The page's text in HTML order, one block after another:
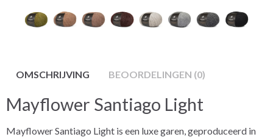
OMSCHRIJVING BEOORDELINGEN (0)
Mayflower Santiago Light
Mayflower Santiago Light is een luxe garen, geproduceerd in